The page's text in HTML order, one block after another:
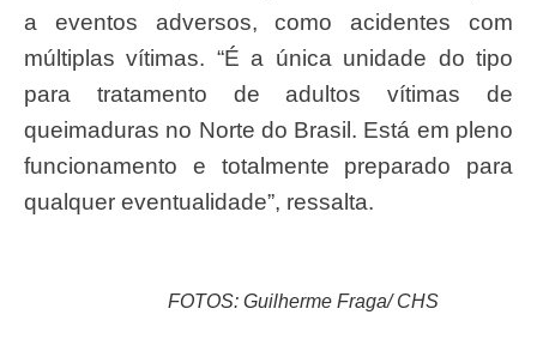
a eventos adversos, como acidentes com
múltiplas vítimas. “É a única unidade do tipo
para tratamento de adultos vítimas de
queimaduras no Norte do Brasil. Está em pleno
funcionamento e totalmente preparado para
qualquer eventualidade”, ressalta.
FOTOS: Guilherme Fraga/ CHS